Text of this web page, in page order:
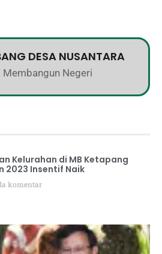
DESA NUSANTARA
Membangun Negeri
Kelurahan di MB Ketapang
2023 Insentif Naik
komentar